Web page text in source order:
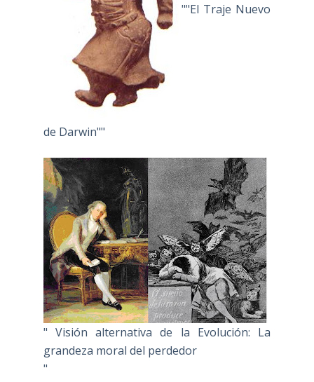
""El Traje Nuevo
de Darwin""
" Visión alternativa de la Evolución: La
grandeza moral del perdedor
"